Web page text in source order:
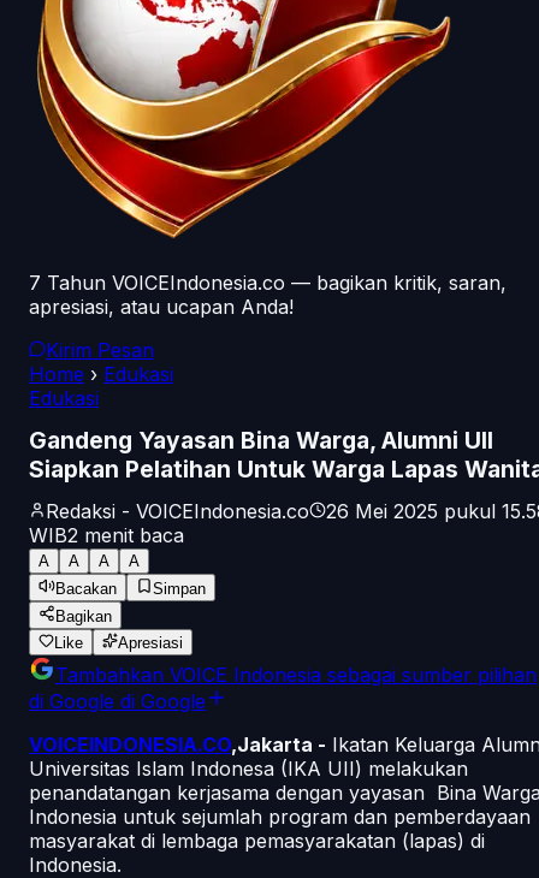
7 Tahun VOICEIndonesia.co — bagikan kritik, saran,
apresiasi, atau ucapan Anda!
Kirim Pesan
Home › Edukasi
Edukasi
Gandeng Yayasan Bina Warga, Alumni UII
Siapkan Pelatihan Untuk Warga Lapas
Redaksi - VOICEIndonesia.co
26 Mei 2025 pukul
WIB2 menit baca
A A A
A
Bacakan
Simpan
Bagikan
Like
Apresiasi
Tambahkan VOICE Indonesia sebagai sumber pilihan
di Google di Google
VOICEINDONESIA.CO,Jakarta - Ikatan Keluarga
Universitas Islam Indonesa (IKA UII) melakukan
penandatangan kerjasama dengan yayasan Bina
Indonesia untuk sejumlah program dan pemberdayaan
masyarakat di lembaga pemasyarakatan (lapas) di
Indonesia.